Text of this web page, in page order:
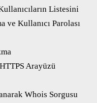
Listesini
ve Kullanıcı Parolası
Arayüzü
Whois Sorgusu